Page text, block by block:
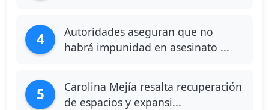
4
Autoridades aseguran que no
habrá impunidad en asesinato ...
5
Carolina Mejía resalta recuperación
de espacios y expansi...